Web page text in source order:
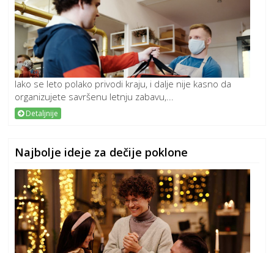
Iako se leto polako privodi kraju, i dalje nije kasno da
organizujete savršenu letnju zabavu,...
Detaljnije
Najbolje ideje za dečije poklone